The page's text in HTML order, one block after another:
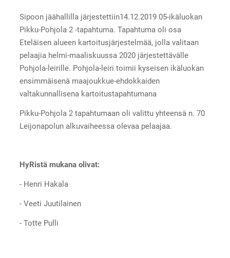
Sipoon jäähallilla järjestettiin14.12.2019 05-ikäluokan
Pikku-Pohjola 2 -tapahtuma. Tapahtuma oli osa
Eteläisen alueen kartoitusjärjestelmää, jolla valitaan
pelaajia helmi-maaliskuussa 2020 järjestettävälle
Pohjola-leirille. Pohjola-leiri toimii kyseisen ikäluokan
ensimmäisenä maajoukkue-ehdokkaiden
valtakunnallisena kartoitustapahtumana
Pikku-Pohjola 2 tapahtumaan oli valittu yhteensä n. 70
Leijonapolun alkuvaiheessa olevaa pelaajaa.
HyRistä mukana olivat:
- Henri Hakala
- Veeti Juutilainen
- Totte Pulli